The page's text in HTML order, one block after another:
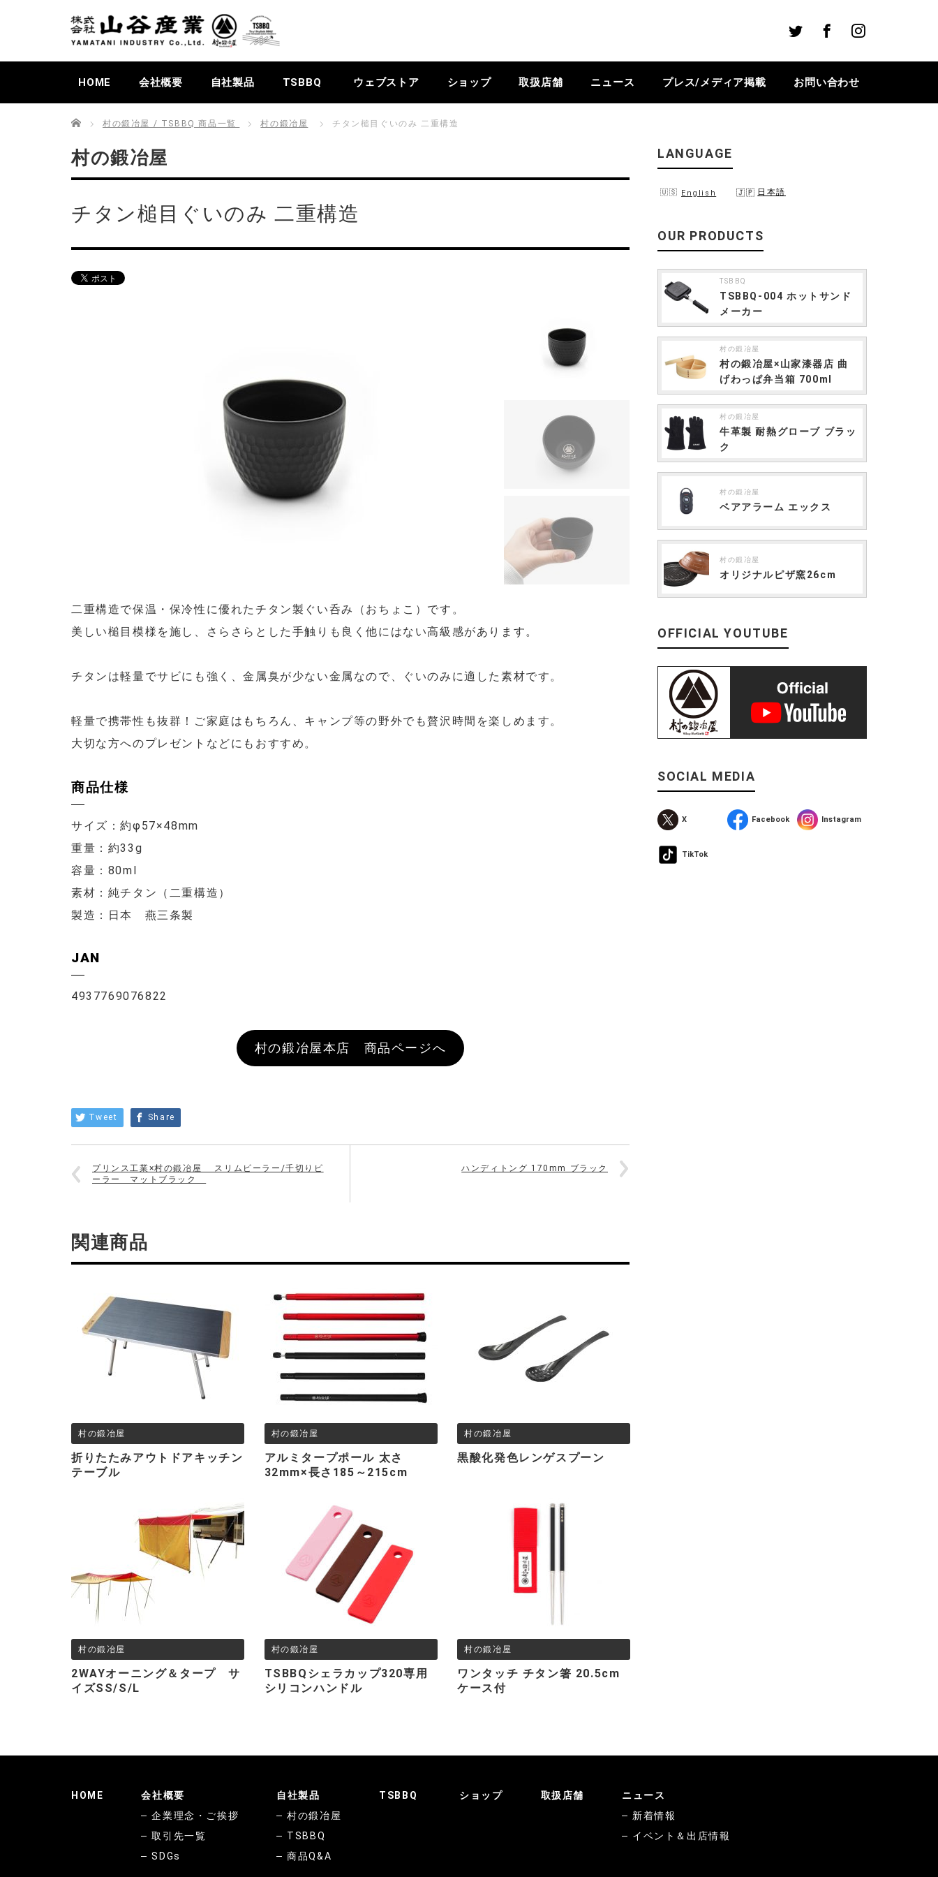
Instagram
HOME 会社概要 自社製品 TSBBQ ウェブストア ショップ 取扱店舗 ニュース プレス/メディア掲載 お問い合わせ
Home 村の鍛冶屋 / TSBBQ 商品一覧 村の鍛冶屋 チタン槌目ぐいのみ 二重構造
村の鍛冶屋
チタン槌目ぐいのみ 二重構造
二重構造で保温・保冷性に優れたチタン製ぐい呑み（おちょこ）です。
美しい槌目模様を施し、さらさらとした手触りも良く他にはない高級感があります。
チタンは軽量でサビにも強く、金属臭が少ない金属なので、ぐいのみに適した素材です。
軽量で携帯性も抜群！ご家庭はもちろん、キャンプ等の野外でも贅沢時間を楽しめます。
大切な方へのプレゼントなどにもおすすめ。
商品仕様
サイズ：約φ57×48mm
重量：約33g
容量：80ml
素材：純チタン（二重構造）
製造：日本 燕三条製
JAN
4937769076822
村の鍛冶屋本店 商品ページへ
Tweet Share
プリンス工業×村の鍛冶屋 スリムピーラー/千切りピ
ーラー マットブラック
ハンディトング 170mm ブラック
関連商品
村の鍛冶屋
折りたたみアウトドアキッチン
テーブル
村の鍛冶屋
アルミタープポール 太さ
32mm×長さ185～215cm
村の鍛冶屋
黒酸化発色レンゲスプーン
村の鍛冶屋
2WAYオーニング＆タープ サ
イズSS/S/L
村の鍛冶屋
TSBBQシェラカップ320専用
シリコンハンドル
村の鍛冶屋
ワンタッチ チタン箸 20.5cm
ケース付
LANGUAGE
English 日本語
OUR PRODUCTS
TSBBQ
TSBBQ-004 ホットサンド
メーカー
村の鍛冶屋
村の鍛冶屋×山家漆器店 曲
げわっぱ弁当箱 700ml
村の鍛冶屋
牛革製 耐熱グローブ ブラッ
ク
村の鍛冶屋
ベアアラーム エックス
村の鍛冶屋
オリジナルピザ窯26cm
OFFICIAL YOUTUBE
SOCIAL MEDIA
X Facebook Instagram
TikTok
HOME
会社概要
企業理念・ご挨拶
取引先一覧
SDGs
自社製品
村の鍛冶屋
TSBBQ
商品Q&A
TSBBQ ショップ 取扱店舗
ニュース
新着情報
イベント＆出店情報